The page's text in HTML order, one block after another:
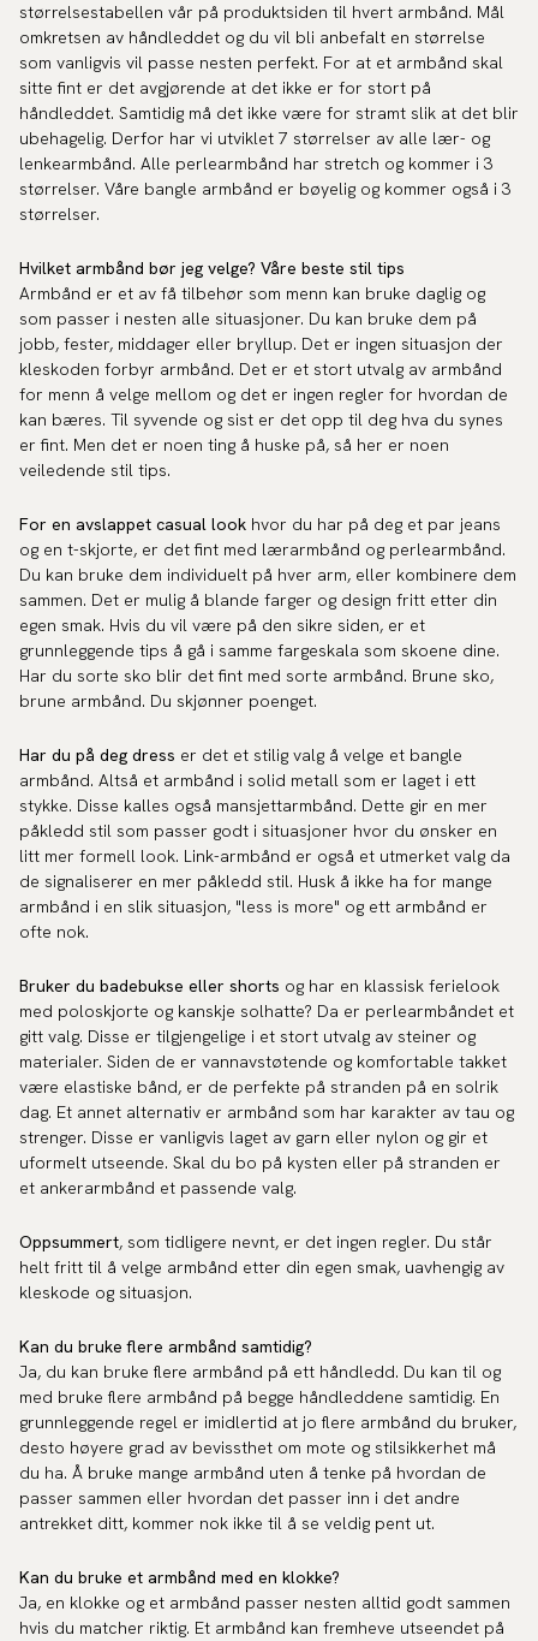
størrelsestabellen vår på produktsiden til hvert armbånd. Mål
omkretsen av håndleddet og du vil bli anbefalt en størrelse
som vanligvis vil passe nesten perfekt. For at et armbånd skal
sitte fint er det avgjørende at det ikke er for stort på
håndleddet. Samtidig må det ikke være for stramt slik at det blir
ubehagelig. Derfor har vi utviklet 7 størrelser av alle lær- og
lenkearmbånd. Alle perlearmbånd har stretch og kommer i 3
størrelser. Våre bangle armbånd er bøyelig og kommer også i 3
størrelser.
Hvilket armbånd bør jeg velge? Våre beste stil tips
Armbånd er et av få tilbehør som menn kan bruke daglig og
som passer i nesten alle situasjoner. Du kan bruke dem på
jobb, fester, middager eller bryllup. Det er ingen situasjon der
kleskoden forbyr armbånd. Det er et stort utvalg av armbånd
for menn å velge mellom og det er ingen regler for hvordan de
kan bæres. Til syvende og sist er det opp til deg hva du synes
er fint. Men det er noen ting å huske på, så her er noen
veiledende stil tips.
For en avslappet casual look hvor du har på deg et par jeans
og en t-skjorte, er det fint med lærarmbånd og perlearmbånd.
Du kan bruke dem individuelt på hver arm, eller kombinere dem
sammen. Det er mulig å blande farger og design fritt etter din
egen smak. Hvis du vil være på den sikre siden, er et
grunnleggende tips å gå i samme fargeskala som skoene dine.
Har du sorte sko blir det fint med sorte armbånd. Brune sko,
brune armbånd. Du skjønner poenget.
Har du på deg dress er det et stilig valg å velge et bangle
armbånd. Altså et armbånd i solid metall som er laget i ett
stykke. Disse kalles også mansjettarmbånd. Dette gir en mer
påkledd stil som passer godt i situasjoner hvor du ønsker en
litt mer formell look. Link-armbånd er også et utmerket valg da
de signaliserer en mer påkledd stil. Husk å ikke ha for mange
armbånd i en slik situasjon, "less is more" og ett armbånd er
ofte nok.
Bruker du badebukse eller shorts og har en klassisk ferielook
med poloskjorte og kanskje solhatte? Da er perlearmbåndet et
gitt valg. Disse er tilgjengelige i et stort utvalg av steiner og
materialer. Siden de er vannavstøtende og komfortable takket
være elastiske bånd, er de perfekte på stranden på en solrik
dag. Et annet alternativ er armbånd som har karakter av tau og
strenger. Disse er vanligvis laget av garn eller nylon og gir et
uformelt utseende. Skal du bo på kysten eller på stranden er
et ankerarmbånd et passende valg.
Oppsummert, som tidligere nevnt, er det ingen regler. Du står
helt fritt til å velge armbånd etter din egen smak, uavhengig av
kleskode og situasjon.
Kan du bruke flere armbånd samtidig?
Ja, du kan bruke flere armbånd på ett håndledd. Du kan til og
med bruke flere armbånd på begge håndleddene samtidig. En
grunnleggende regel er imidlertid at jo flere armbånd du bruker,
desto høyere grad av bevissthet om mote og stilsikkerhet må
du ha. Å bruke mange armbånd uten å tenke på hvordan de
passer sammen eller hvordan det passer inn i det andre
antrekket ditt, kommer nok ikke til å se veldig pent ut.
Kan du bruke et armbånd med en klokke?
Ja, en klokke og et armbånd passer nesten alltid godt sammen
hvis du matcher riktig. Et armbånd kan fremheve utseendet på